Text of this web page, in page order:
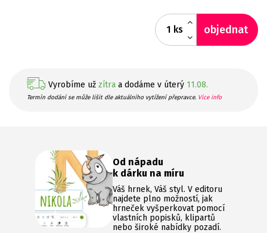
ks objednat
Vyrobíme už zítra a dodáme v úterý 11.08.
Termín dodání se může lišit dle aktuálního vytížení přepravce. Více info
Od nápadu
k dárku na míru
Váš hrnek, Váš styl. V editoru
najdete plno možností, jak
hrneček vyšperkovat pomocí
vlastních popisků, klipartů
nebo široké nabídky pozadí.